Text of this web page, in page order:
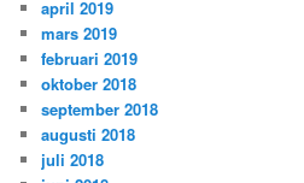
april 2019
mars 2019
februari 2019
oktober 2018
september 2018
augusti 2018
juli 2018